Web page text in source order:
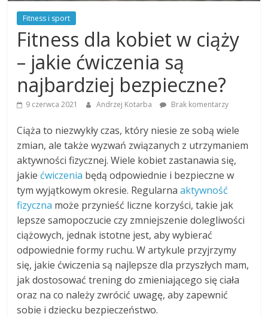
Fitness i sport
Fitness dla kobiet w ciąży
– jakie ćwiczenia są
najbardziej bezpieczne?
9 czerwca 2021 Andrzej Kotarba Brak komentarzy
Ciąża to niezwykły czas, który niesie ze sobą wiele
zmian, ale także wyzwań związanych z utrzymaniem
aktywności fizycznej. Wiele kobiet zastanawia się,
jakie ćwiczenia będą odpowiednie i bezpieczne w
tym wyjątkowym okresie. Regularnaaktywność
fizyczna może przynieść liczne korzyści, takie jak
lepsze samopoczucie czy zmniejszenie dolegliwości
ciążowych, jednak istotne jest, aby wybierać
odpowiednie formy ruchu. W artykule przyjrzymy
się, jakie ćwiczenia są najlepsze dla przyszłych mam,
jak dostosować trening do zmieniającego się ciała
oraz na co należy zwrócić uwagę, aby zapewnić
sobie i dziecku bezpieczeństwo.